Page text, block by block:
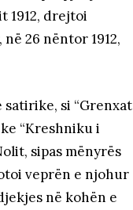
1912, drejtoi
26 nëntor 1912,
si “Grenxat
“Kreshniku i
sipas mënyrës
veprën e njohur
në kohën e